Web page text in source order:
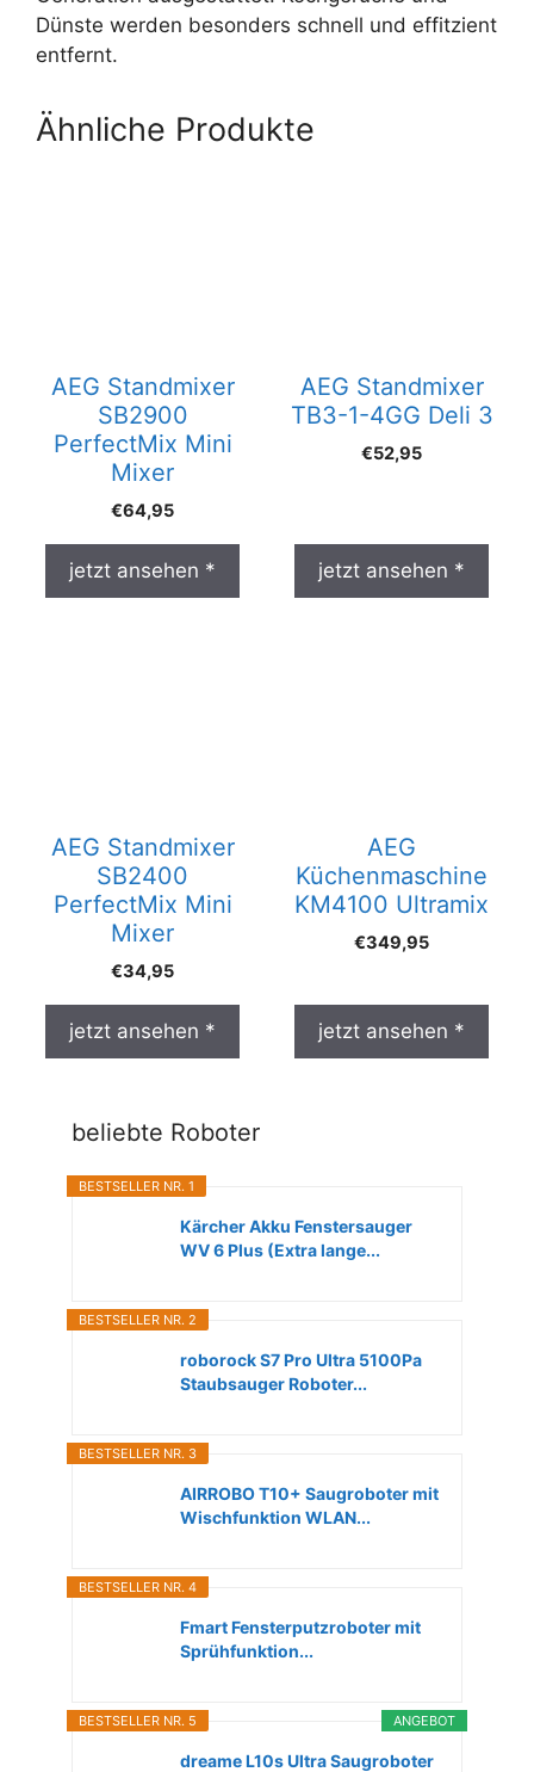
Dünste werden besonders schnell und effitzient
entfernt.
Ähnliche Produkte
AEG Standmixer
SB2900
PerfectMix Mini
Mixer
€64,95
jetzt ansehen *
AEG Standmixer
TB3-1-4GG Deli 3
€52,95
jetzt ansehen *
AEG Standmixer
SB2400
PerfectMix Mini
Mixer
€34,95
jetzt ansehen *
AEG
Küchenmaschine
KM4100 Ultramix
€349,95
jetzt ansehen *
beliebte Roboter
BESTSELLER NR. 1
Kärcher Akku Fenstersauger
WV 6 Plus (Extra lange...
BESTSELLER NR. 2
roborock S7 Pro Ultra 5100Pa
Staubsauger Roboter...
BESTSELLER NR. 3
AIRROBO T10+ Saugroboter mit
Wischfunktion WLAN...
BESTSELLER NR. 4
Fmart Fensterputzroboter mit
Sprühfunktion...
ANGEBOT
BESTSELLER NR. 5
dreame L10s Ultra Saugroboter